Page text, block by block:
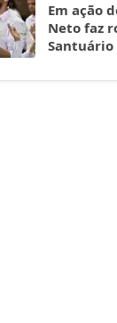
Em ação
Neto faz
Santuário